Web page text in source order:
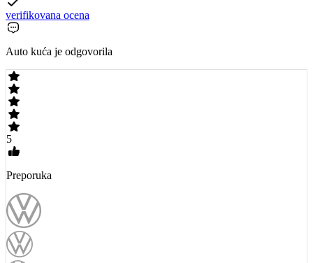
verifikovana ocena
Auto kuća je odgovorila
5
Preporuka